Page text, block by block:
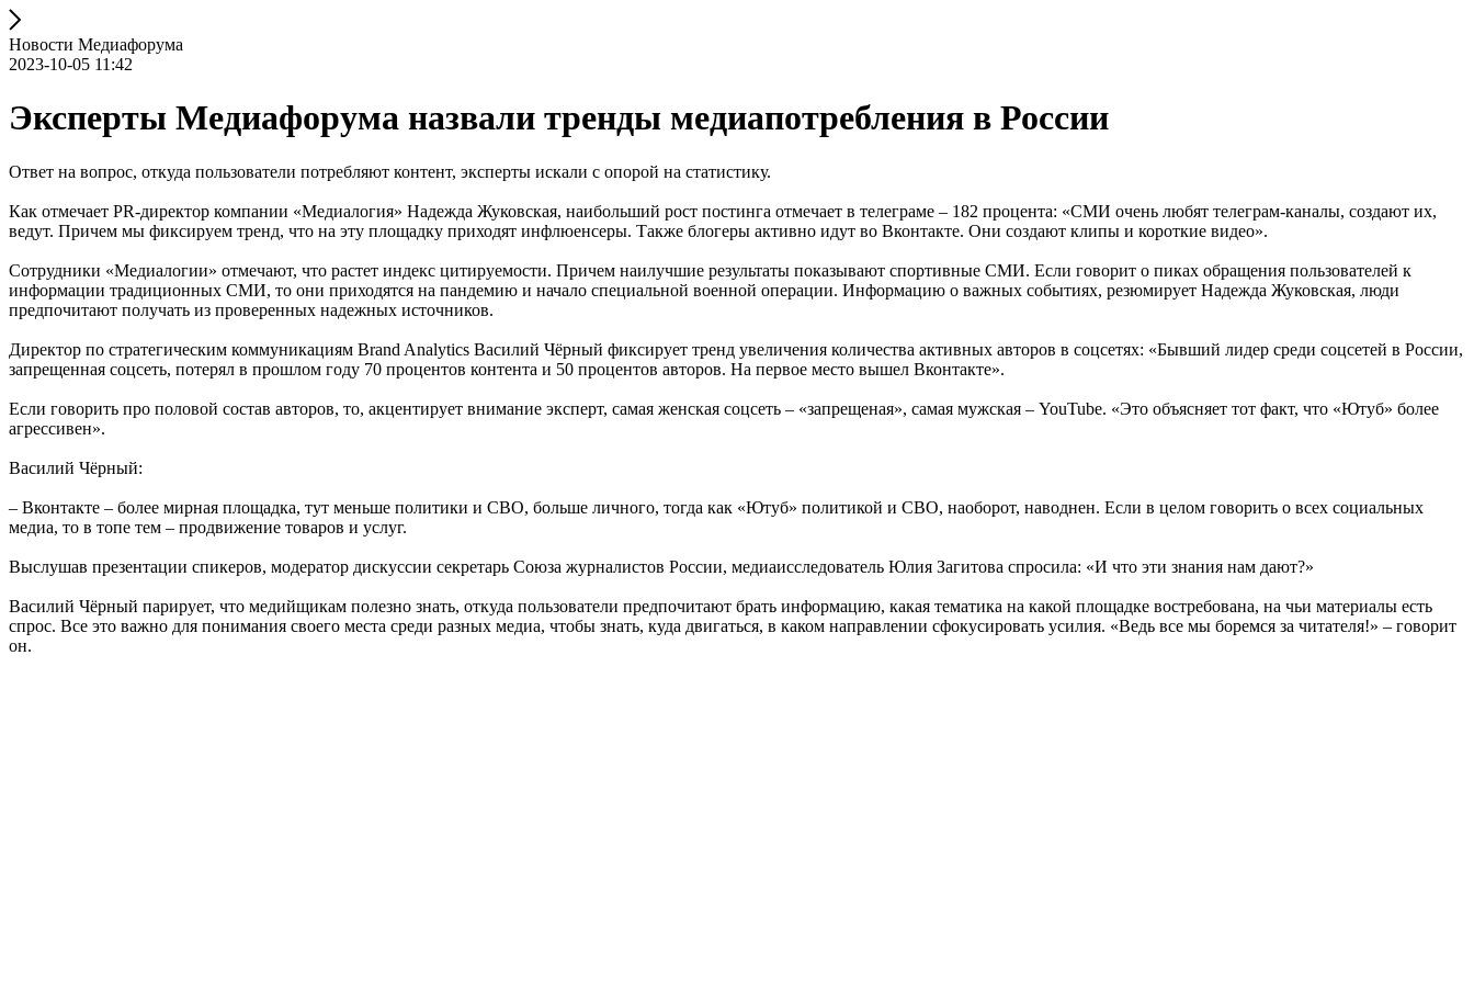
Новости Медиафорума
2023-10-05 11:42
Эксперты Медиафорума назвали тренды медиапотребления в России
Ответ на вопрос, откуда пользователи потребляют контент, эксперты искали с опорой на статистику.
Как отмечает PR-директор компании «Медиалогия» Надежда Жуковская, наибольший рост постинга отмечает в телеграме – 182 процента: «СМИ очень любят телеграм-каналы, создают их,
ведут. Причем мы фиксируем тренд, что на эту площадку приходят инфлюенсеры. Также блогеры активно идут во Вконтакте. Они создают клипы и короткие видео».
Сотрудники «Медиалогии» отмечают, что растет индекс цитируемости. Причем наилучшие результаты показывают спортивные СМИ. Если говорит о пиках обращения пользователей к
информации традиционных СМИ, то они приходятся на пандемию и начало специальной военной операции. Информацию о важных событиях, резюмирует Надежда Жуковская, люди
предпочитают получать из проверенных надежных источников.
Директор по стратегическим коммуникациям Brand Analytics Василий Чёрный фиксирует тренд увеличения количества активных авторов в соцсетях: «Бывший лидер среди соцсетей в России,
запрещенная соцсеть, потерял в прошлом году 70 процентов контента и 50 процентов авторов. На первое место вышел Вконтакте».
Если говорить про половой состав авторов, то, акцентирует внимание эксперт, самая женская соцсеть – «запрещеная», самая мужская – YouTube. «Это объясняет тот факт, что «Ютуб» более
агрессивен».
Василий Чёрный:
– Вконтакте – более мирная площадка, тут меньше политики и СВО, больше личного, тогда как «Ютуб» политикой и СВО, наоборот, наводнен. Если в целом говорить о всех социальных
медиа, то в топе тем – продвижение товаров и услуг.
Выслушав презентации спикеров, модератор дискуссии секретарь Союза журналистов России, медиаисследователь Юлия Загитова спросила: «И что эти знания нам дают?»
Василий Чёрный парирует, что медийщикам полезно знать, откуда пользователи предпочитают брать информацию, какая тематика на какой площадке востребована, на чьи материалы есть
спрос. Все это важно для понимания своего места среди разных медиа, чтобы знать, куда двигаться, в каком направлении сфокусировать усилия. «Ведь все мы боремся за читателя!» – говорит
он.